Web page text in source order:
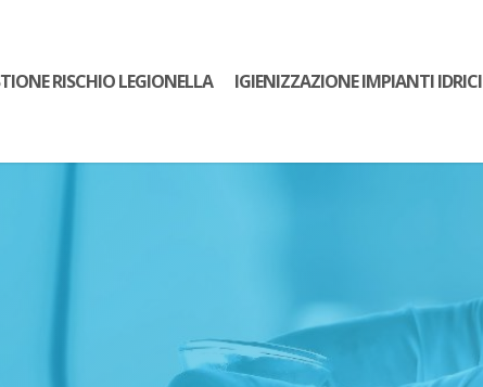
RISCHIO LEGIONELLA IGIENIZZAZIONE IMPIANTI IDRICI